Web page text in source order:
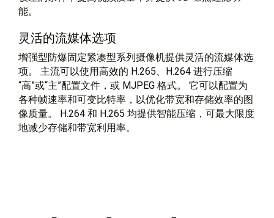
能。
灵活的流媒体选项
增强型防爆固定紧凑型系列摄像机提供灵活的流媒体选
项。 主流可以使用高效的 H.265、H.264 进行压缩
“高”或“主”配置文件，或 MJPEG 格式。 它可以配置为
各种帧速率和可变比特率，以优化带宽和存储效率的图
像质量。 H.264 和 H.265 均提供智能压缩，可最大限度
地减少存储和带宽利用率。